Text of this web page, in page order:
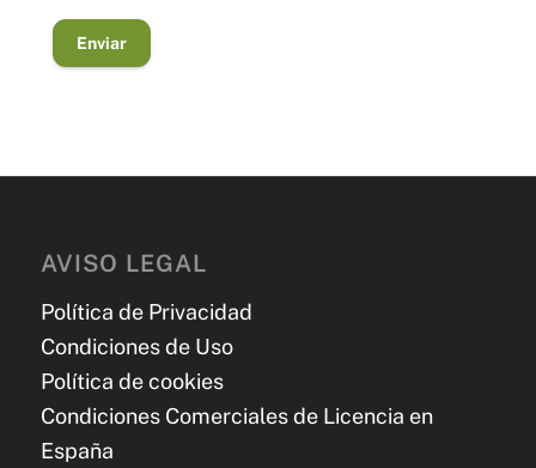
Enviar
AVISO LEGAL
Política de Privacidad
Condiciones de Uso
Política de cookies
Condiciones Comerciales de Licencia en
España